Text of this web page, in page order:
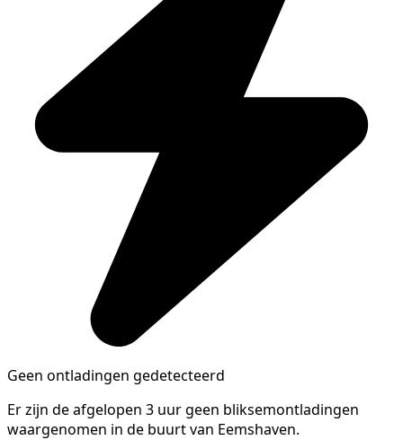
Geen ontladingen gedetecteerd
Er zijn de afgelopen 3 uur geen bliksemontladingen
waargenomen in de buurt van Eemshaven.